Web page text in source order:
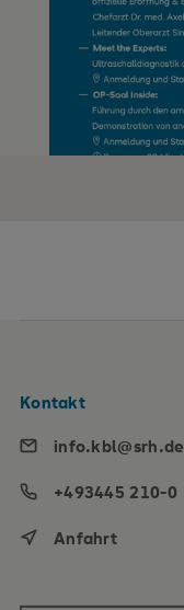
Kontakt
info.kbl@srh.de
+493445 210-0
Anfahrt